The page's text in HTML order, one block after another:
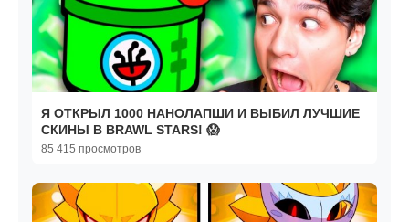
Я ОТКРЫЛ 1000 НАНОЛАПШИ И ВЫБИЛ ЛУЧШИЕ
СКИНЫ В BRAWL STARS! 😱
85 415 просмотров